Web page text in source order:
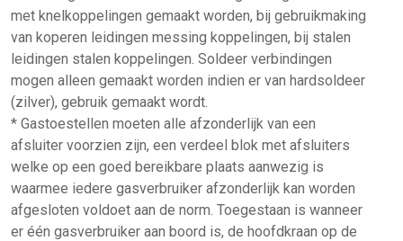
met knelkoppelingen gemaakt worden, bij gebruikmaking
van koperen leidingen messing koppelingen, bij stalen
leidingen stalen koppelingen. Soldeer verbindingen
mogen alleen gemaakt worden indien er van hardsoldeer
(zilver), gebruik gemaakt wordt.
* Gastoestellen moeten alle afzonderlijk van een
afsluiter voorzien zijn, een verdeel blok met afsluiters
welke op een goed bereikbare plaats aanwezig is
waarmee iedere gasverbruiker afzonderlijk kan worden
afgesloten voldoet aan de norm. Toegestaan is wanneer
er één gasverbruiker aan boord is, de hoofdkraan op de